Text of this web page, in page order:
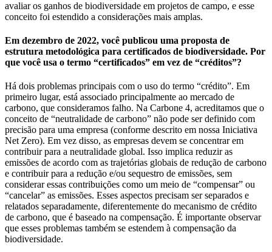
avaliar os ganhos de biodiversidade em projetos de campo, e esse
conceito foi estendido a considerações mais amplas.
Em dezembro de 2022, você publicou uma proposta de
estrutura metodológica para certificados de biodiversidade. Por
que você usa o termo “certificados” em vez de “créditos”?
Há dois problemas principais com o uso do termo “crédito”. Em
primeiro lugar, está associado principalmente ao mercado de
carbono, que consideramos falho. Na Carbone 4, acreditamos que o
conceito de “neutralidade de carbono” não pode ser definido com
precisão para uma empresa (conforme descrito em nossa Iniciativa
Net Zero). Em vez disso, as empresas devem se concentrar em
contribuir para a neutralidade global. Isso implica reduzir as
emissões de acordo com as trajetórias globais de redução de carbono
e contribuir para a redução e/ou sequestro de emissões, sem
considerar essas contribuições como um meio de “compensar” ou
“cancelar” as emissões. Esses aspectos precisam ser separados e
relatados separadamente, diferentemente do mecanismo de crédito
de carbono, que é baseado na compensação. É importante observar
que esses problemas também se estendem à compensação da
biodiversidade.